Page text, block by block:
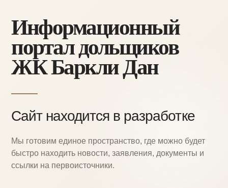
Информационный
портал дольщиков
ЖК Баркли Дан
Сайт находится в разработке
Мы готовим единое пространство, где можно будет
быстро находить новости, заявления, документы и
ссылки на первоисточники.